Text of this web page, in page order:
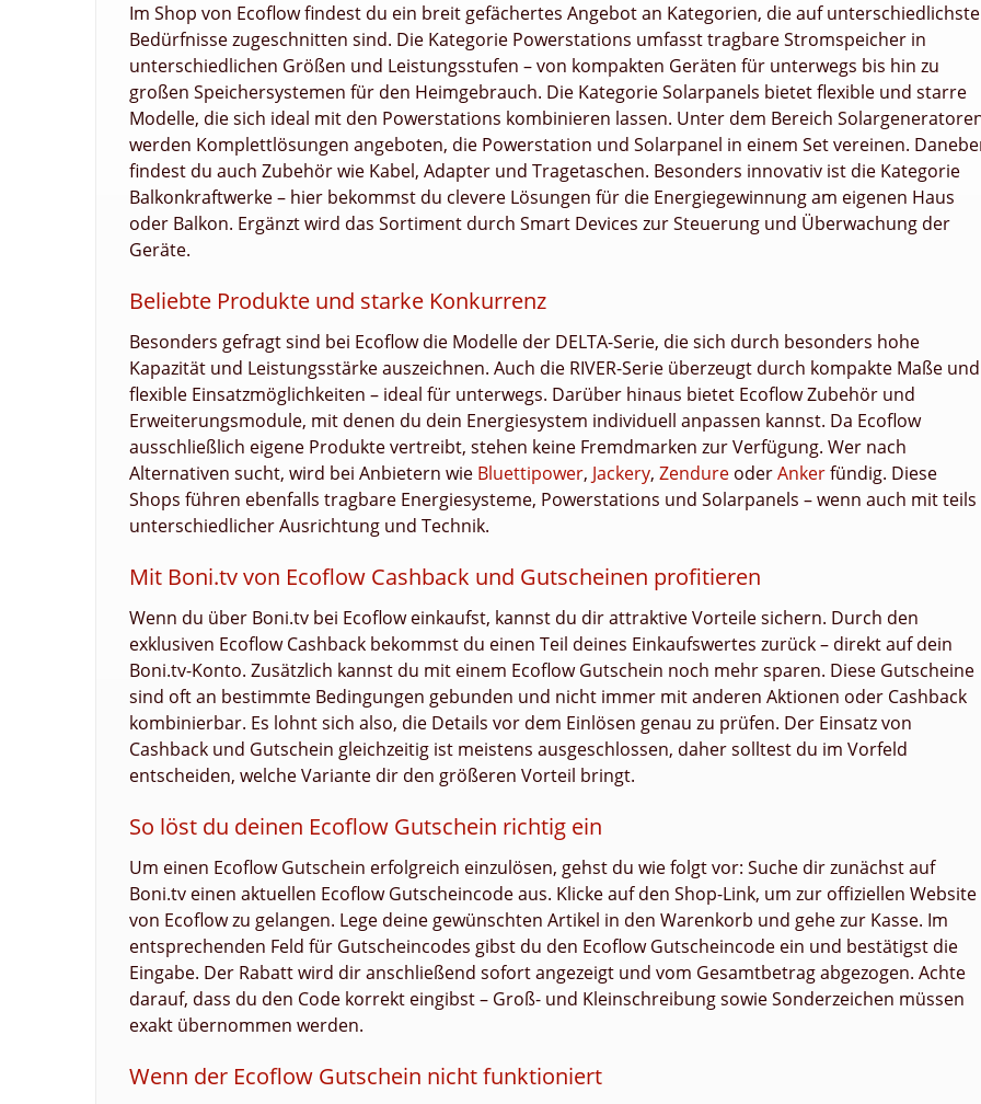
Im Shop von Ecoflow findest du ein breit gefächertes Angebot an Kategorien, die auf unterschiedlichste
Bedürfnisse zugeschnitten sind. Die Kategorie Powerstations umfasst tragbare Stromspeicher in
unterschiedlichen Größen und Leistungsstufen – von kompakten Geräten für unterwegs bis hin zu
großen Speichersystemen für den Heimgebrauch. Die Kategorie Solarpanels bietet flexible und starre
Modelle, die sich ideal mit den Powerstations kombinieren lassen. Unter dem Bereich
werden Komplettlösungen angeboten, die Powerstation und Solarpanel in einem Set vereinen.
findest du auch Zubehör wie Kabel, Adapter und Tragetaschen. Besonders innovativ ist die Kategorie
Balkonkraftwerke – hier bekommst du clevere Lösungen für die Energiegewinnung am eigenen Haus
oder Balkon. Ergänzt wird das Sortiment durch Smart Devices zur Steuerung und Überwachung der
Geräte.
Beliebte Produkte und starke Konkurrenz
Besonders gefragt sind bei Ecoflow die Modelle der DELTA-Serie, die sich durch besonders hohe
Kapazität und Leistungsstärke auszeichnen. Auch die RIVER-Serie überzeugt durch kompakte Maße und
flexible Einsatzmöglichkeiten – ideal für unterwegs. Darüber hinaus bietet Ecoflow Zubehör und
Erweiterungsmodule, mit denen du dein Energiesystem individuell anpassen kannst. Da Ecoflow
ausschließlich eigene Produkte vertreibt, stehen keine Fremdmarken zur Verfügung. Wer nach
Alternativen sucht, wird bei Anbietern wie Bluettipower, Jackery, Zendure oderAnkerfündig. Diese
Shops führen ebenfalls tragbare Energiesysteme, Powerstations und Solarpanels – wenn auch mit teils
unterschiedlicher Ausrichtung und Technik.
Mit Boni.tv von Ecoflow Cashback und Gutscheinen profitieren
Wenn du über Boni.tv bei Ecoflow einkaufst, kannst du dir attraktive Vorteile sichern. Durch den
exklusiven Ecoflow Cashback bekommst du einen Teil deines Einkaufswertes zurück – direkt auf dein
Boni.tv-Konto. Zusätzlich kannst du mit einem Ecoflow Gutschein noch mehr sparen. Diese Gutscheine
sind oft an bestimmte Bedingungen gebunden und nicht immer mit anderen Aktionen oder Cashback
kombinierbar. Es lohnt sich also, die Details vor dem Einlösen genau zu prüfen. Der Einsatz von
Cashback und Gutschein gleichzeitig ist meistens ausgeschlossen, daher solltest du im Vorfeld
entscheiden, welche Variante dir den größeren Vorteil bringt.
So löst du deinen Ecoflow Gutschein richtig ein
Um einen Ecoflow Gutschein erfolgreich einzulösen, gehst du wie folgt vor: Suche dir zunächst auf
Boni.tv einen aktuellen Ecoflow Gutscheincode aus. Klicke auf den Shop-Link, um zur offiziellen Website
von Ecoflow zu gelangen. Lege deine gewünschten Artikel in den Warenkorb und gehe zur Kasse. Im
entsprechenden Feld für Gutscheincodes gibst du den Ecoflow Gutscheincode ein und bestätigst die
Eingabe. Der Rabatt wird dir anschließend sofort angezeigt und vom Gesamtbetrag abgezogen. Achte
darauf, dass du den Code korrekt eingibst – Groß- und Kleinschreibung sowie Sonderzeichen müssen
exakt übernommen werden.
Wenn der Ecoflow Gutschein nicht funktioniert